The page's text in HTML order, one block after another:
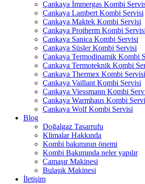
Çankaya İmmergas Kombi
Çankaya Lambert Kombi Servisi
Çankaya Maktek Kombi Servisi
Çankaya Protherm Kombi Servisi
Çankaya Sanica Kombi Servisi
Çankaya Süsler Kombi Servisi
Çankaya Termodinamik Kombi
Çankaya Termoteknik Kombi
Çankaya Thermex Kombi Servisi
Çankaya Vaillant Kombi Servisi
Çankaya Viessmann Kombi
Çankaya Warmhaus Kombi
Çankaya Wolf Kombi Servisi
Blog
Doğalgaz Tasarrufu
Klimalar Hakkında
Kombi bakımının önemi
Kombi Bakımında neler yapılır
Çamaşır Makinesi
Bulaşık Makinesi
İletişim